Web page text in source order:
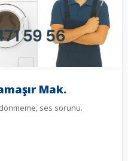
Mak.
ses sorunu.